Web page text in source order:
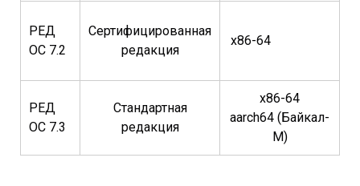
РЕД
ОС 7.2
Сертифицированная
редакция
x86-64
РЕД
ОС 7.3
Стандартная
редакция
x86-64
aarch64 (Байкал-
M)